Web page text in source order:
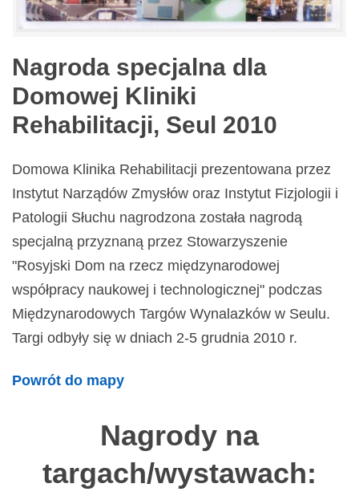
Nagroda specjalna dla
Domowej Kliniki
Rehabilitacji, Seul 2010
Domowa Klinika Rehabilitacji prezentowana przez
Instytut Narządów Zmysłów oraz Instytut Fizjologii i
Patologii Słuchu nagrodzona została nagrodą
specjalną przyznaną przez Stowarzyszenie
"Rosyjski Dom na rzecz międzynarodowej
współpracy naukowej i technologicznej" podczas
Międzynarodowych Targów Wynalazków w Seulu.
Targi odbyły się w dniach 2-5 grudnia 2010 r.
Powrót do mapy
Nagrody na
targach/wystawach: